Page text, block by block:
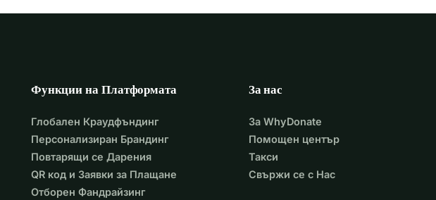
Функции на Платформата
Глобален Краудфъндинг
Персонализиран Брандинг
Повтарящи се Дарения
QR код и Заявки за Плащане
Отборен Фандрайзинг
За нас
За WhyDonate
Помощен център
Такси
Свържи се с Нас